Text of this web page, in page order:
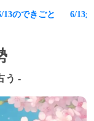
13のできごと 6/13
う -